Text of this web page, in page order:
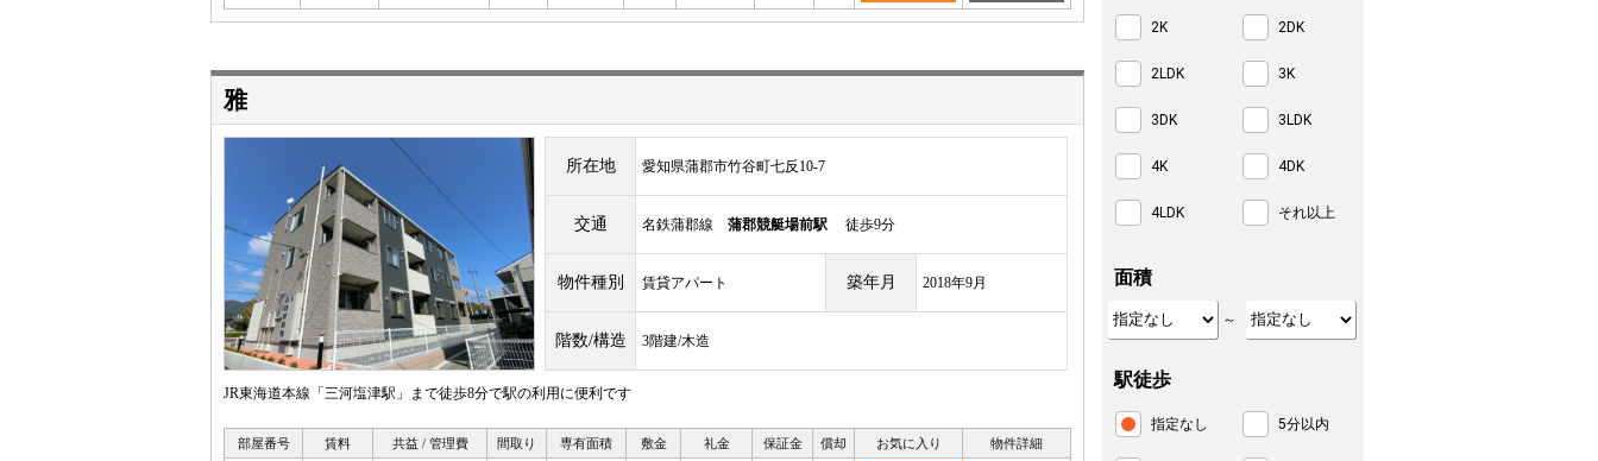
雅
所在地 愛知県蒲郡市竹谷町七反10-7
交通 名鉄蒲郡線 蒲郡競艇場前駅 徒歩9分
物件種別 賃貸アパート 築年月 2018年9月
階数/構造 3階建/木造
JR東海道本線「三河塩津駅」まで徒歩8分で駅の利用に便利です
部屋番号 賃料 共益 / 管理費 間取り 専有面積 敷金 礼金 保証金 償却 お気に入り 物件詳細
2K 2DK
2LDK 3K
3DK 3LDK
4K 4DK
4LDK それ以上
面積
～
駅徒歩
指定なし 5分以内